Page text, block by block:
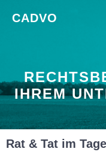
InhaltCADVO
IHREM
Rat & Tat im